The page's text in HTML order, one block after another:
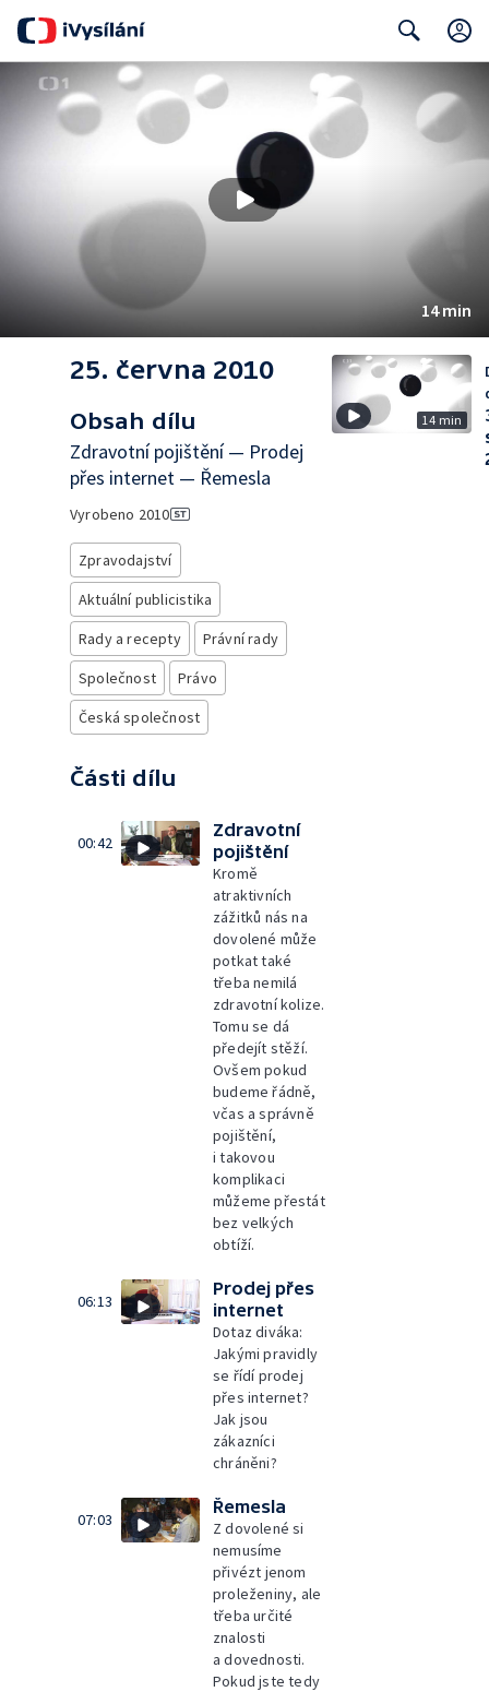
14 min
25. června 2010
Obsah dílu
Zdravotní pojištění — Prodej
přes internet — Řemesla
Vyrobeno 2010
Zpravodajství
Aktuální publicistika
Rady a recepty
Právní rady
Společnost
Právo
Česká společnost
Části dílu
00:42
Zdravotní
pojištění
Kromě
atraktivních
zážitků nás na
dovolené může
potkat také
třeba nemilá
zdravotní kolize.
Tomu se dá
předejít stěží.
Ovšem pokud
budeme řádně,
včas a správně
pojištění,
i takovou
komplikaci
můžeme přestát
bez velkých
obtíží.
06:13
Prodej přes
internet
Dotaz diváka:
Jakými pravidly
se řídí prodej
přes internet?
Jak jsou
zákazníci
chráněni?
07:03
Řemesla
Z dovolené si
nemusíme
přivézt jenom
proleženiny, ale
třeba určité
znalosti
a dovednosti.
Pokud jste tedy
14 min